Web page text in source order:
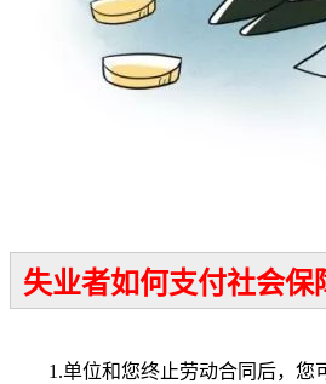
失业者如何支付社会保
1.单位和您终止劳动合同后，您可